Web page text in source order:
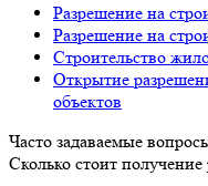
Разрешение на
Разрешение на
Строительство
Открытие
объектов
Часто задаваемые
Сколько стоит получение